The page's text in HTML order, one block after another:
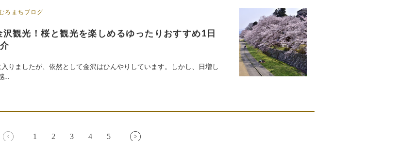
ろまちブログ
観光！桜と観光を楽しめるゆったりおすすめ1日
りましたが、依然として金沢はひんやりしています。しかし、日増し
…
1 2 3 4 5